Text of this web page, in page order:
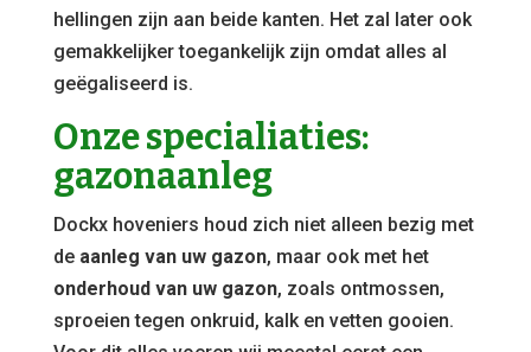
hellingen zijn aan beide kanten. Het zal later ook
gemakkelijker toegankelijk zijn omdat alles al
geëgaliseerd is.
Onze specialiaties:
gazonaanleg
Dockx hoveniers houd zich niet alleen bezig met
de aanleg van uw gazon, maar ook met het
onderhoud van uw gazon, zoals ontmossen,
sproeien tegen onkruid, kalk en vetten gooien.